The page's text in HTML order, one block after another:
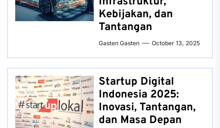
Kebijakan, dan
Tantangan
Gasten Gasten October 13, 2025
Startup Digital
Indonesia 2025:
Inovasi, Tantangan,
dan Masa Depan